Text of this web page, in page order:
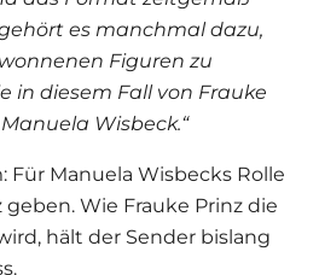
es manchmal dazu,
Figuren zu
in diesem Fall von Frauke
Wisbeck.“
Für Manuela Wisbecks Rolle
Wie Frauke Prinz die
hält der Sender bislang